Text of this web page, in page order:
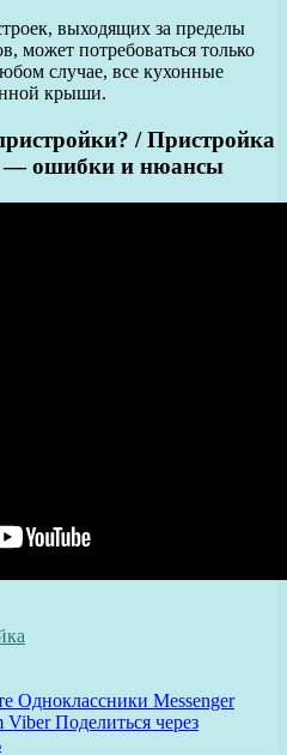
выходящих за пределы
может потребоваться только
случае, все кухонные
крыши.
/ Пристройка
— ошибки и нюансы
Одноклассники Messenger
Viber Поделиться через